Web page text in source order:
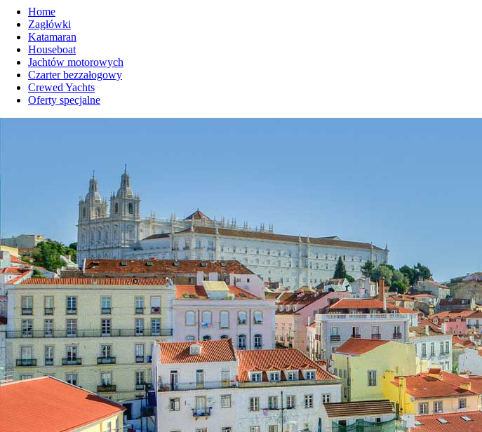
Home
Zagłówki
Katamaran
Houseboat
Jachtów motorowych
Czarter bezzałogowy
Crewed Yachts
Oferty specjalne